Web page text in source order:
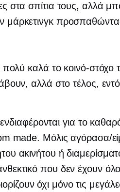
στα σπίτια τους, αλλά
μάρκετινγκ
πολύ καλά το κοινό-στόχο
αλλά στο τέλος,
για το
made. Μόλις αγόρασα/
ακινήτου ή
που δεν έχουν
όχι μόνο τις